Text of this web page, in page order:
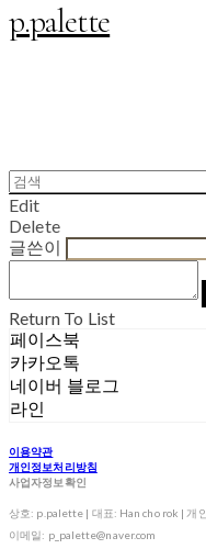
p.palette
Edit
Delete
글쓴이
Return To List
페이스북
카카오톡
네이버 블로그
라인
이용약관
개인정보처리방침
사업자정보확인
상호: p.palette | 대표: Han cho rok | 개
이메일: p_palette@naver.com